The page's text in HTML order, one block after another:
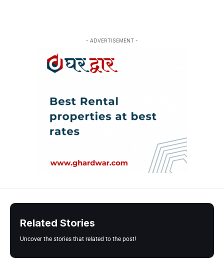
- ADVERTISEMENT -
Related Stories
Uncover the stories that related to the post!